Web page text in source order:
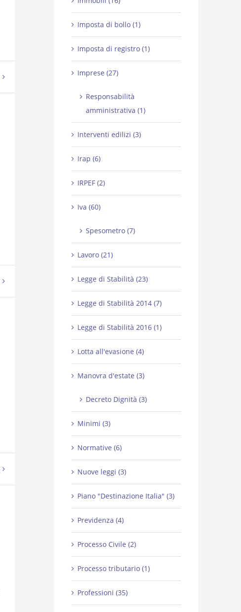
Imposta di bollo (1)
Imposta di registro (1)
Imprese (27)
Responsabilità
amministrativa (1)
Interventi edilizi (3)
Irap (6)
IRPEF (2)
Iva (60)
Spesometro (7)
Lavoro (21)
Legge di Stabilità (23)
Legge di Stabilità 2014 (7)
Legge di Stabilità 2016 (1)
Lotta all'evasione (4)
Manovra d'estate (3)
Decreto Dignità (3)
Minimi (3)
Normative (6)
Nuove leggi (3)
Piano "Destinazione Italia" (3)
Previdenza (4)
Processo Civile (2)
Processo tributario (1)
Professioni (35)